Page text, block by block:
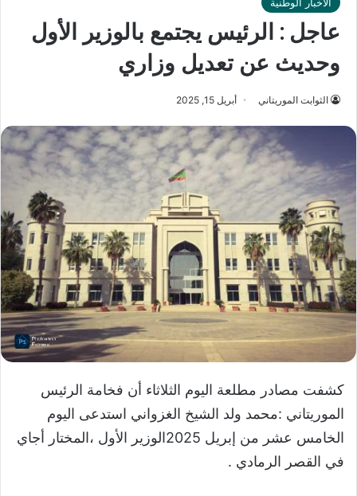
عاجل : الرئيس يجتمع بالوزير الأول
وحديث عن تعديل وزاري
الثوابت الموريتاني أبريل 15, 2025
كشفت مصادر مطلعة اليوم الثلاثاء أن فخامة الرئيس
الموريتاني :محمد ولد الشيخ الغزواني استدعى اليوم
الخامس عشر من إبريل 2025الوزير الأول ،المختار أجاي
في القصر الرمادي .